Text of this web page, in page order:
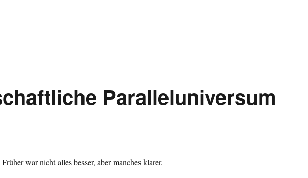
Paralleluniversum
Früher war nicht alles besser, aber manches klarer.